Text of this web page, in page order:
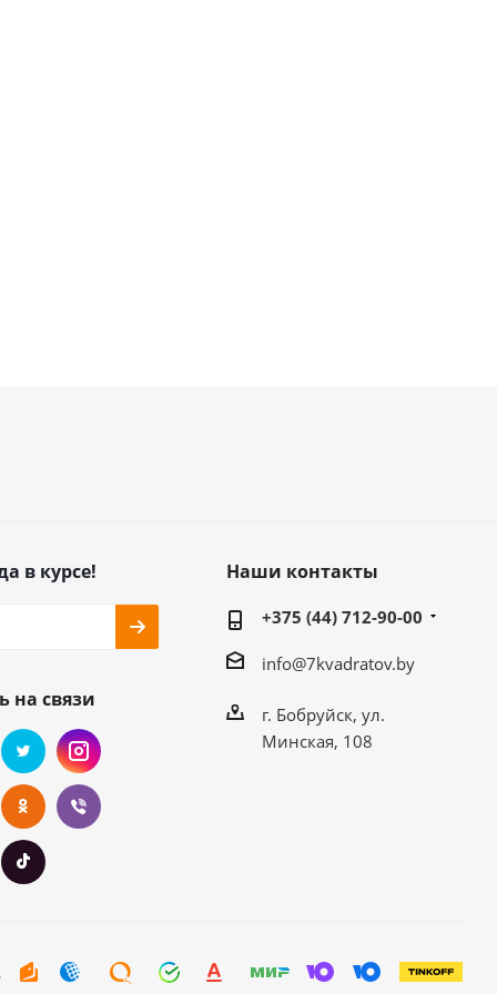
в курсе!
на связи
Наши контакты
+375 (44) 712-90-00
info@7kvadratov.by
г. Бобруйск, ул.
Минская, 108